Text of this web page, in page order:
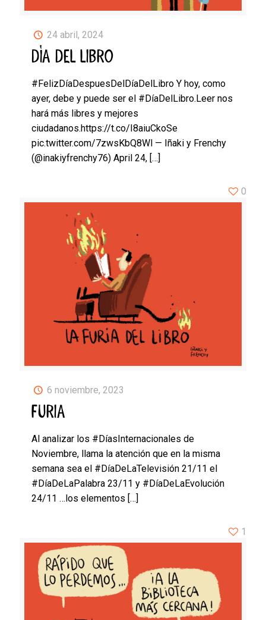
24 abril, 2024
DÍA DEL LIBRO
#FelizDíaDespuesDelDíaDelLibro Y hoy, como
ayer, debe y puede ser el #DíaDelLibro.Leer nos
hará más libres y mejores
ciudadanos.https://t.co/I8aiuCkoSe
pic.twitter.com/7zwsKbQ8Wl — Iñaki y Frenchy
(@inakiyfrenchy76) April 24, […]
6 noviembre, 2023
FURIA
Al analizar los #DíasInternacionales de
Noviembre, llama la atención que en la misma
semana sea el #DíaDeLaTelevisión 21/11 el
#DíaDeLaPalabra 23/11 y #DíaDeLaEvolución
24/11 …los elementos […]
0
1